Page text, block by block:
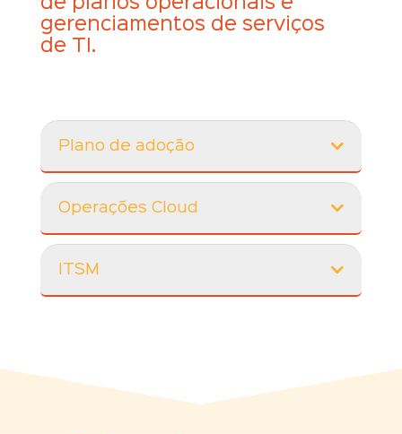
de planos operacionais e
gerenciamentos de serviços
de TI.
Plano de adoção
Operações Cloud
ITSM